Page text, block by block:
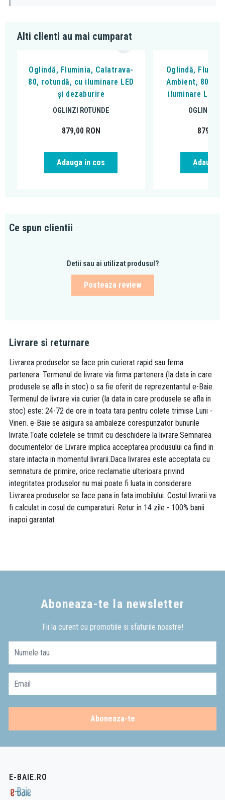
Alti clienti au mai cumparat
Oglindă, Fluminia, Calatrava-
80, rotundă, cu iluminare LED
și dezaburire
OGLINZI ROTUNDE
879,00 RON
Adauga in cos
Oglindă,
Ambient, 80
iluminare LED
OGLINZI
879,00
Adauga
Ce spun clientii
Detii sau ai utilizat produsul?
Posteaza review
Livrare si returnare
Livrarea produselor se face prin curierat rapid sau firma
partenera. Termenul de livrare via firma partenera (la data in care
produsele se afla in stoc) o sa fie oferit de reprezentantul e-Baie.
Termenul de livrare via curier (la data in care produsele se afla in
stoc) este: 24-72 de ore in toata tara pentru colete trimise Luni -
Vineri. e-Baie se asigura sa ambaleze corespunzator bunurile
livrate.Toate coletele se trimit cu deschidere la livrare.Semnarea
documentelor de Livrare implica acceptarea produsului ca fiind in
stare intacta in momentul livrarii.Daca livrarea este acceptata cu
semnatura de primire, orice reclamatie ulterioara privind
integritatea produselor nu mai poate fi luata in considerare.
Livrarea produselor se face pana in fata imobilului. Costul livrarii va
fi calculat in cosul de cumparaturi. Retur in 14 zile - 100% banii
inapoi garantat
Aboneaza-te la newsletter
Fii la curent cu promotiile si sfaturile noastre!
Numele tau
Email
Aboneaza-te
E-BAIE.RO